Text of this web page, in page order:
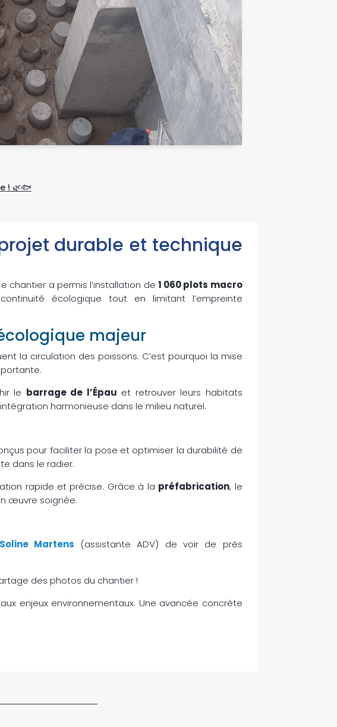
! 🌿🐟
durable et technique
chantier a permis l’installation de 1 060 plots macro
écologique tout en limitant l’empreinte
majeur
la circulation des poissons. C’est pourquoi la mise
le barrage de l’Épau et retrouver leurs habitats
harmonieuse dans le milieu naturel.
pour faciliter la pose et optimiser la durabilité de
dans le radier.
rapide et précise. Grâce à la préfabrication, le
œuvre soignée.
Soline Martens (assistante ADV) de voir de près
des photos du chantier !
enjeux environnementaux. Une avancée concrète